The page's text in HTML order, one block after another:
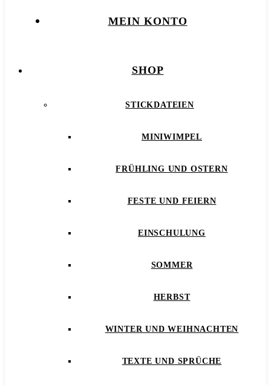
MEIN KONTO
SHOP
STICKDATEIEN
MINIWIMPEL
FRÜHLING UND OSTERN
FESTE UND FEIERN
EINSCHULUNG
SOMMER
HERBST
WINTER UND WEIHNACHTEN
TEXTE UND SPRÜCHE